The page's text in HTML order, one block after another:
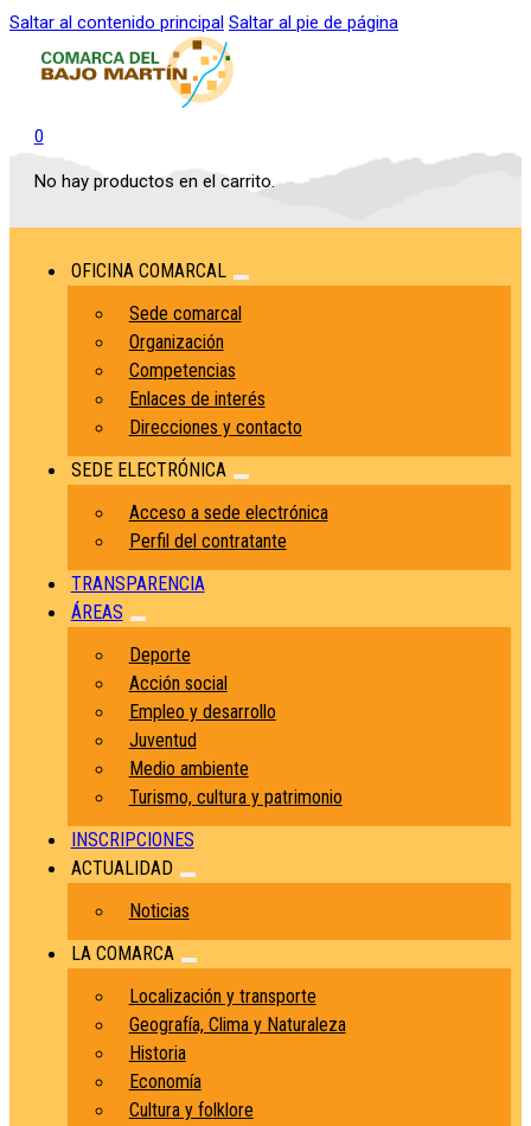
Saltar al contenido principal Saltar al pie de página
0
No hay productos en el carrito.
OFICINA COMARCAL
Sede comarcal
Organización
Competencias
Enlaces de interés
Direcciones y contacto
SEDE ELECTRÓNICA
Acceso a sede electrónica
Perfil del contratante
TRANSPARENCIA
ÁREAS
Deporte
Acción social
Empleo y desarrollo
Juventud
Medio ambiente
Turismo, cultura y patrimonio
INSCRIPCIONES
ACTUALIDAD
Noticias
LA COMARCA
Localización y transporte
Geografía, Clima y Naturaleza
Historia
Economía
Cultura y folklore